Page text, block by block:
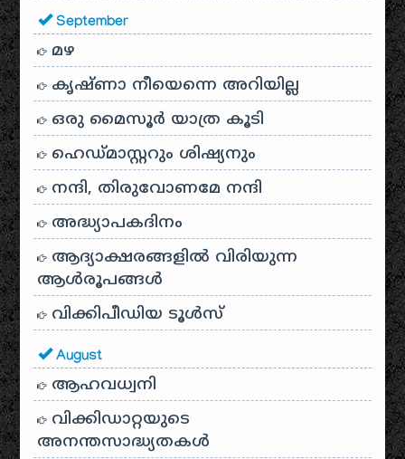
September
മഴ
കൃഷ്ണാ നീയെന്നെ അറിയില്ല
ഒരു മൈസൂർ യാത്ര കൂടി
ഹെഡ്മാസ്റ്ററും ശിഷ്യനും
നന്ദി, തിരുവോണമേ നന്ദി
അദ്ധ്യാപകദിനം
ആദ്യാക്ഷരങ്ങളിൽ വിരിയുന്ന
ആൾരൂപങ്ങൾ
വിക്കിപീഡിയ ടൂൾസ്
August
ആഹവധ്വനി
വിക്കിഡാറ്റയുടെ
അനന്തസാദ്ധ്യതകള്‍